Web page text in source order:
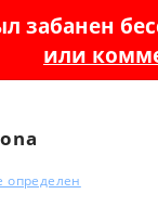
забанен
или
определен